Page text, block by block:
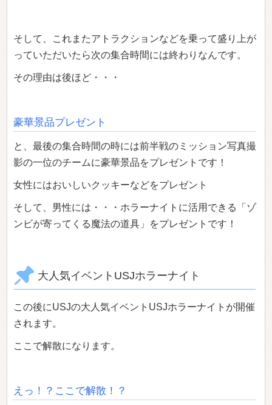
そして、これまたアトラクションなどを乗って盛り上が
っていただいたら次の集合時間には終わりなんです。
その理由は後ほど・・・
豪華景品プレゼント
と、最後の集合時間の時には前半戦のミッション写真撮
影の一位のチームに豪華景品をプレゼントです！
女性にはおいしいクッキーなどをプレゼント
そして、男性には・・・ホラーナイトに活用できる「ゾ
ンビが寄ってくる魔法の道具」をプレゼントです！
大人気イベントUSJホラーナイト
この後にUSJの大人気イベントUSJホラーナイトが開催
されます。
ここで解散になります。
えっ！？ここで解散！？